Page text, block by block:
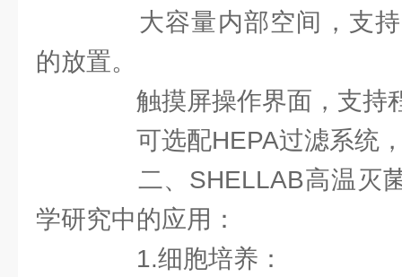
大容量内部空间，支持
的放置。
触摸屏操作界面，支持
可选配HEPA过滤系统，
二、SHELLAB高温灭菌
学研究中的应用：
1.细胞培养：